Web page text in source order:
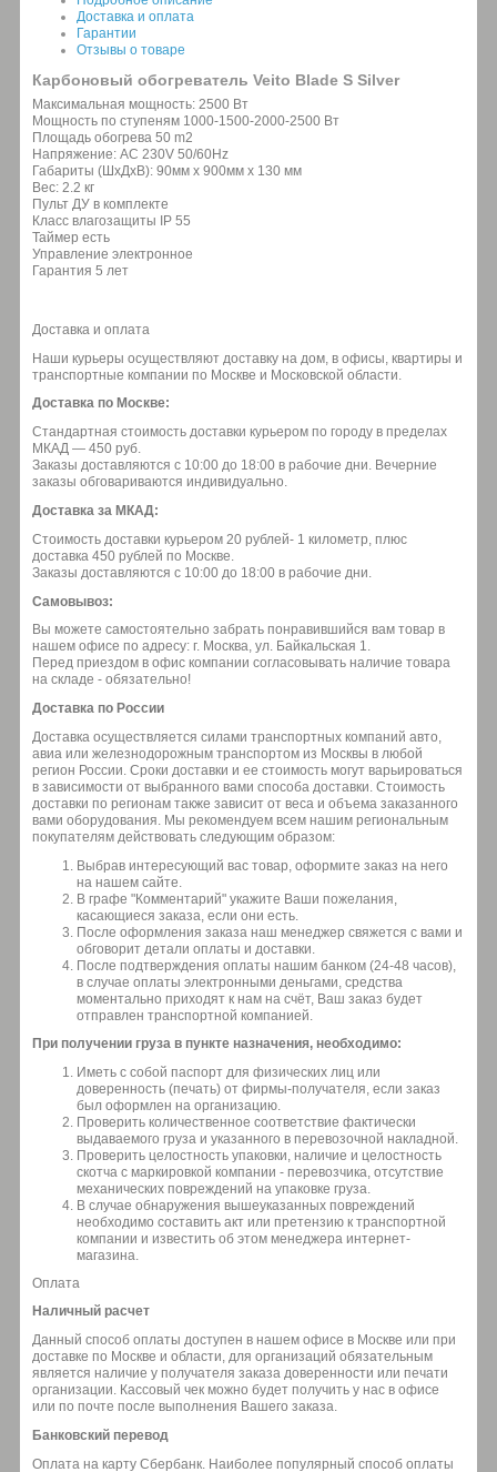
Доставка и оплата
Гарантии
Отзывы о товаре
Карбоновый обогреватель Veito Blade S Silver
Максимальная мощность: 2500 Вт
Мощность по ступеням 1000-1500-2000-2500 Вт
Площадь обогрева 50 m2
Напряжение: AC 230V 50/60Hz
Габариты (ШxДxВ): 90мм х 900мм х 130 мм
Вес: 2.2 кг
Пульт ДУ в комплекте
Класс влагозащиты IP 55
Таймер есть
Управление электронное
Гарантия 5 лет
Доставка и оплата
Наши курьеры осуществляют доставку на дом, в офисы, квартиры и
транспортные компании по Москве и Московской области.
Доставка по Москве:
Стандартная стоимость доставки курьером по городу в пределах
МКАД — 450 руб.
Заказы доставляются с 10:00 до 18:00 в рабочие дни. Вечерние
заказы обговариваются индивидуально.
Доставка за МКАД:
Стоимость доставки курьером 20 рублей- 1 километр, плюс
доставка 450 рублей по Москве.
Заказы доставляются с 10:00 до 18:00 в рабочие дни.
Самовывоз:
Вы можете самостоятельно забрать понравившийся вам товар в
нашем офисе по адресу: г. Москва, ул. Байкальская 1.
Перед приездом в офис компании согласовывать наличие товара
на складе - обязательно!
Доставка по России
Доставка осуществляется силами транспортных компаний авто,
авиа или железнодорожным транспортом из Москвы в любой
регион России. Сроки доставки и ее стоимость могут варьироваться
в зависимости от выбранного вами способа доставки. Стоимость
доставки по регионам также зависит от веса и объема заказанного
вами оборудования. Мы рекомендуем всем нашим региональным
покупателям действовать следующим образом:
Выбрав интересующий вас товар, оформите заказ на него
на нашем сайте.
В графе "Комментарий" укажите Ваши пожелания,
касающиеся заказа, если они есть.
После оформления заказа наш менеджер свяжется с вами и
обговорит детали оплаты и доставки.
После подтверждения оплаты нашим банком (24-48 часов),
в случае оплаты электронными деньгами, средства
моментально приходят к нам на счёт, Ваш заказ будет
отправлен транспортной компанией.
При получении груза в пункте назначения, необходимо:
Иметь с собой паспорт для физических лиц или
доверенность (печать) от фирмы-получателя, если заказ
был оформлен на организацию.
Проверить количественное соответствие фактически
выдаваемого груза и указанного в перевозочной накладной.
Проверить целостность упаковки, наличие и целостность
скотча с маркировкой компании - перевозчика, отсутствие
механических повреждений на упаковке груза.
В случае обнаружения вышеуказанных повреждений
необходимо составить акт или претензию к транспортной
компании и известить об этом менеджера интернет-
магазина.
Оплата
Наличный расчет
Данный способ оплаты доступен в нашем офисе в Москве или при
доставке по Москве и области, для организаций обязательным
является наличие у получателя заказа доверенности или печати
организации. Кассовый чек можно будет получить у нас в офисе
или по почте после выполнения Вашего заказа.
Банковский перевод
Оплата на карту Сбербанк. Наиболее популярный способ оплаты